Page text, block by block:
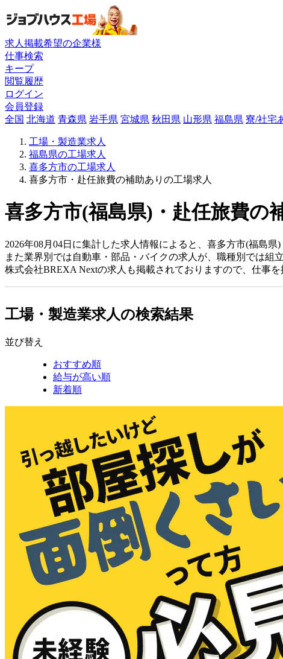
求人掲載希望の企業様
仕事検索
キープ
閲覧履歴
ログイン
会員登録
全国 北海道 青森県 岩手県 宮城県 秋田県 山形県 福島県 寮/社宅
工場・製造業求人
福島県の工場求人
喜多方市の工場求人
喜多方市・赴任旅費の補助ありの工場求人
喜多方市(福島県)・赴任旅費の
2026年08月04日に集計した求人情報によると、喜多方市(福島
また業界別では自動車・部品・バイクの求人が、職種別では組
株式会社BREXA Nextの求人も掲載されておりますので、仕事を
工場・製造業求人の検索結果
並び替え
おすすめ順
給与が高い順
新着順